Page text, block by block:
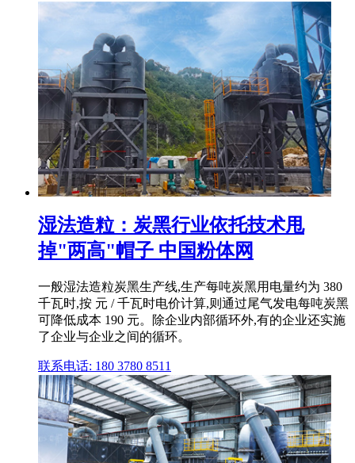
湿法造粒：炭黑行业依托技术甩
掉"两高"帽子 中国粉体网
一般湿法造粒炭黑生产线,生产每吨炭黑用电量约为 380
千瓦时,按 元 / 千瓦时电价计算,则通过尾气发电每吨炭黑
可降低成本 190 元。除企业内部循环外,有的企业还实施
了企业与企业之间的循环。
联系电话: 180 3780 8511